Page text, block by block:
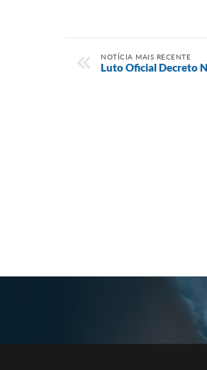
NOTÍCIA MAIS RECENTE
Luto Oficial Decreto